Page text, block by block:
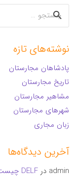
جستجو
برای:
نوشته‌های تازه
پادشاهان مجارستان
تاریخ مجارستان
مشاهیر مجارستان
شهرهای مجارستان
زبان مجاری
آخرین دیدگاه‌ها
admin درDELF چیست؟